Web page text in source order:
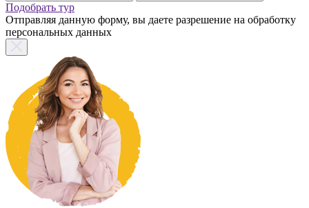
Подобрать тур
Отправляя данную форму, вы даете разрешение на обработку
персональных данных